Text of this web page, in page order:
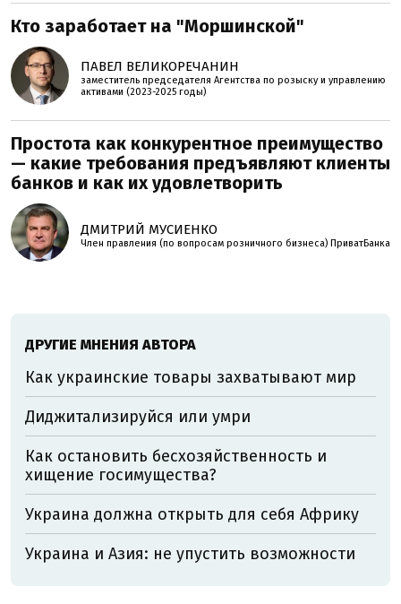
Кто заработает на "Моршинской"
ПАВЕЛ ВЕЛИКОРЕЧАНИН
заместитель председателя Агентства по розыску и управлению
активами (2023-2025 годы)
Простота как конкурентное преимущество
— какие требования предъявляют клиенты
банков и как их удовлетворить
ДМИТРИЙ МУСИЕНКО
Член правления (по вопросам розничного бизнеса) ПриватБанка
ДРУГИЕ МНЕНИЯ АВТОРА
Как украинские товары захватывают мир
Диджитализируйся или умри
Как остановить бесхозяйственность и
хищение госимущества?
Украина должна открыть для себя Африку
Украина и Азия: не упустить возможности